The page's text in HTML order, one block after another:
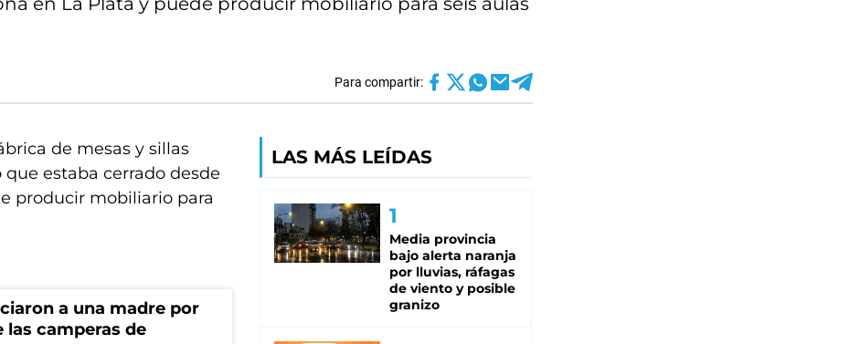
Para compartir:
de mesas y sillas
estaba cerrado desde
producir mobiliario para
a una madre por
las camperas de
LAS MÁS LEÍDAS
Media provincia
bajo alerta naranja
por lluvias, ráfagas
de viento y posible
granizo